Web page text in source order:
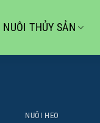
NUÔI THỦY SẢN
NUÔI HEO